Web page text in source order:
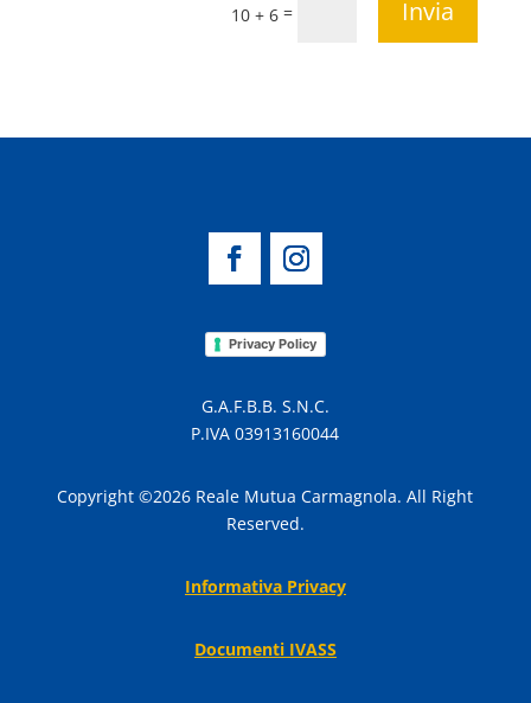
10 + 6 = Invia
Privacy Policy
G.A.F.B.B. S.N.C.
P.IVA 03913160044
Copyright ©2026 Reale Mutua Carmagnola. All Right
Reserved.
Informativa Privacy
Documenti IVASS